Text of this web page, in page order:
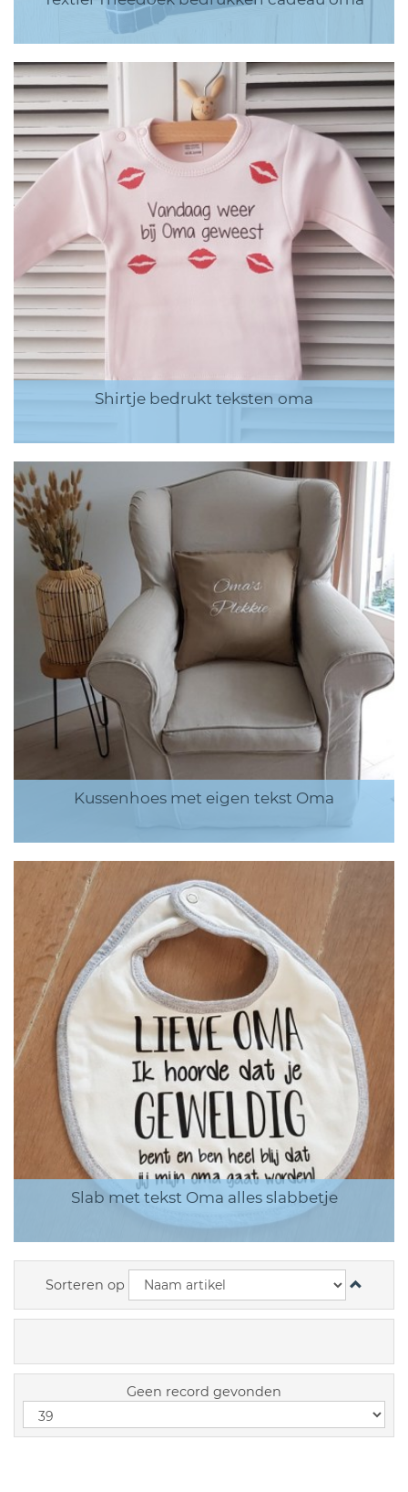
Shirtje bedrukt teksten oma
Kussenhoes met eigen tekst Oma
Slab met tekst Oma alles slabbetje
Sorteren op
Geen record gevonden